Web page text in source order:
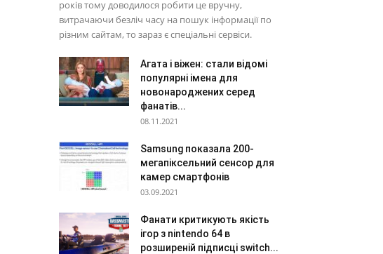
років тому доводилося робити це вручну,
витрачаючи безліч часу на пошук інформації по
різним сайтам, то зараз є спеціальні сервіси.
Агата і віжен: стали відомі
популярні імена для
новонароджених серед
фанатів...
08.11.2021
Samsung показала 200-
мегапіксельний сенсор для
камер смартфонів
03.09.2021
Фанати критикують якість
ігор з nintendo 64 в
розширеній підписці switch...